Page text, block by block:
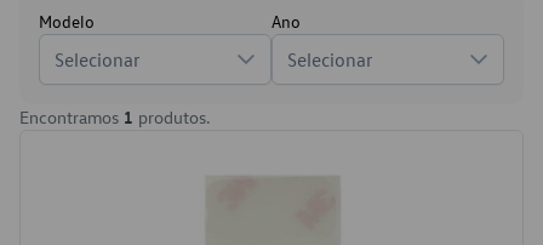
Modelo
Selecionar
Ano
Selecionar
Encontramos 1 produtos.